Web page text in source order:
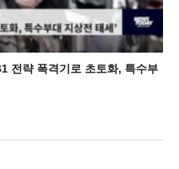
전략 폭격기로 초토화, 특수부